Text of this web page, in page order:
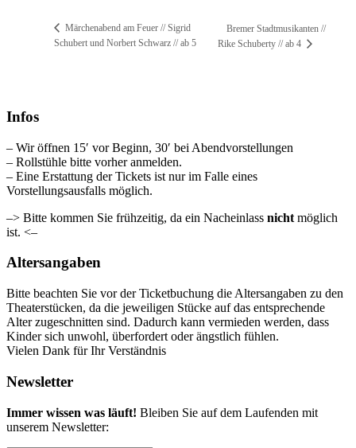
Märchenabend am Feuer // Sigrid
Schubert und Norbert Schwarz // ab 5
Bremer Stadtmusikanten //
Rike Schuberty // ab 4
Infos
– Wir öffnen 15′ vor Beginn, 30′ bei Abendvorstellungen
– Rollstühle bitte vorher anmelden.
– Eine Erstattung der Tickets ist nur im Falle eines
Vorstellungsausfalls möglich.
–> Bitte kommen Sie frühzeitig, da ein Nacheinlass nicht möglich
ist. <–
Altersangaben
Bitte beachten Sie vor der Ticketbuchung die Altersangaben zu den
Theaterstücken, da die jeweiligen Stücke auf das entsprechende
Alter zugeschnitten sind. Dadurch kann vermieden werden, dass
Kinder sich unwohl, überfordert oder ängstlich fühlen.
Vielen Dank für Ihr Verständnis
Newsletter
Immer wissen was läuft! Bleiben Sie auf dem Laufenden mit
unserem Newsletter: